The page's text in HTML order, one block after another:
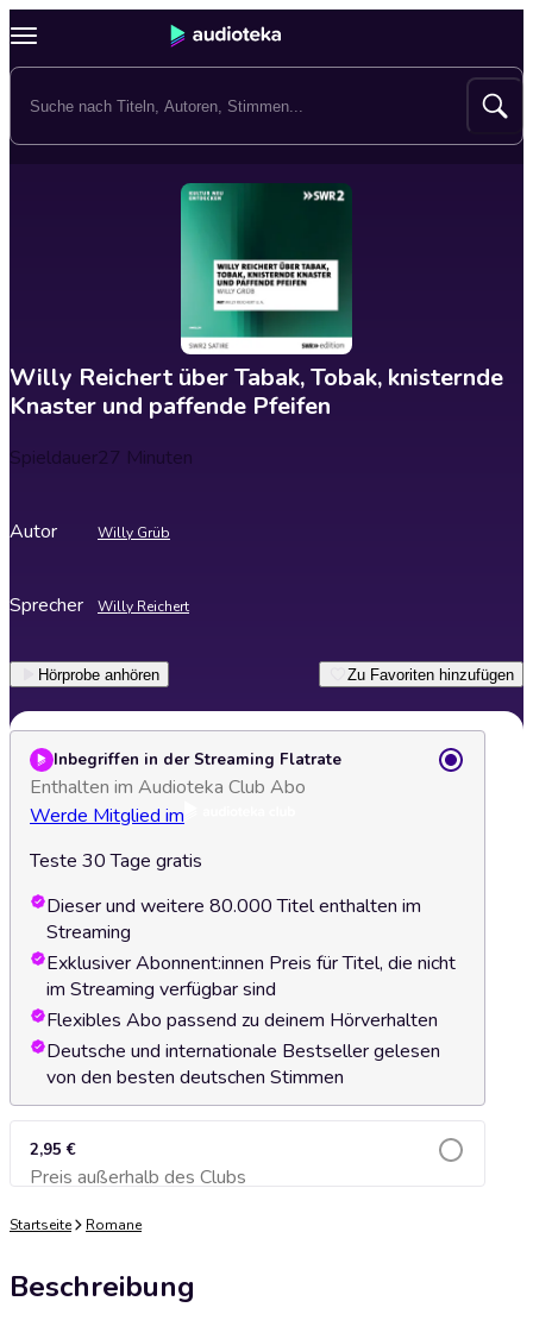
Willy Reichert über Tabak, Tobak, knisternde
Knaster und paffende Pfeifen
Spieldauer27 Minuten
Autor Willy Grüb
Sprecher Willy Reichert
Hörprobe anhören Zu Favoriten hinzufügen
Inbegriffen in der Streaming Flatrate
Enthalten im Audioteka Club Abo
Werde Mitglied im
Teste 30 Tage gratis
Dieser und weitere 80.000 Titel enthalten im
Streaming
Exklusiver Abonnent:innen Preis für Titel, die nicht
im Streaming verfügbar sind
Flexibles Abo passend zu deinem Hörverhalten
Deutsche und internationale Bestseller gelesen
von den besten deutschen Stimmen
2,95 €
Preis außerhalb des ClubsZum Warenkorb hinzufügen
Startseite Romane
Beschreibung